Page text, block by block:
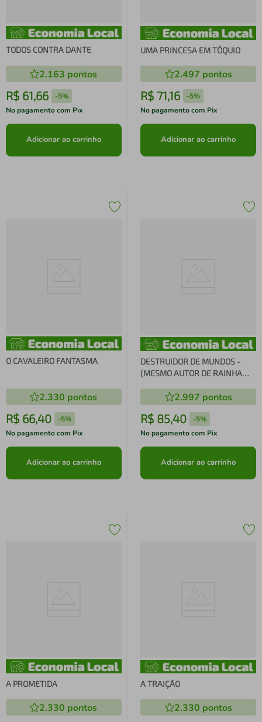
TODOS CONTRA DANTE
2.163 pontos
R$ 61,66 -5%
No pagamento com Pix
Adicionar ao carrinho
UMA PRINCESA EM TÓQUIO
2.497 pontos
R$ 71,16 -5%
No pagamento com Pix
Adicionar ao carrinho
O CAVALEIRO FANTASMA
2.330 pontos
R$ 66,40 -5%
No pagamento com Pix
Adicionar ao carrinho
DESTRUIDOR DE MUNDOS -
(MESMO AUTOR DE RAINHA
2.997 pontos
R$ 85,40 -5%
No pagamento com Pix
Adicionar ao carrinho
A PROMETIDA
2.330 pontos
A TRAIÇÃO
2.330 pontos